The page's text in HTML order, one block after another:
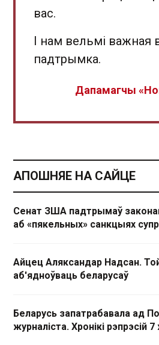
вас.
І нам вельмі важная
падтрымка.
Дапамагчы
АПОШНЯЕ НА САЙЦЕ
Сенат ЗША падтрымаў
аб «пякельных» санкцыях
Айцец Аляксандар Надсан.
аб'ядноўваць беларусаў
Беларусь запатрабавала ад
журналіста. Хронікі рэпрэсій 7